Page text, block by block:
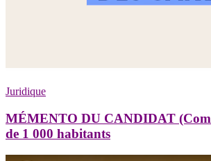
Juridique
MÉMENTO DU CANDIDAT
de 1 000 habitants